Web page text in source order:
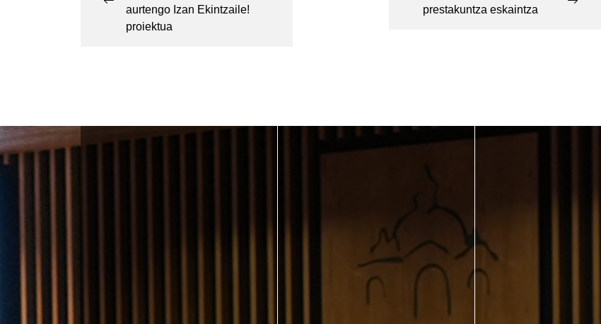
aurtengo Izan Ekintzaile!
proiektua
prestakuntza eskaintza